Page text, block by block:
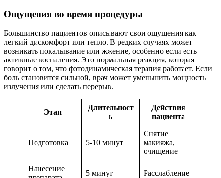
Ощущения во время процедуры
Большинство пациентов описывают свои ощущения как
легкий дискомфорт или тепло. В редких случаях может
возникать покалывание или жжение, особенно если есть
активные воспаления. Это нормальная реакция, которая
говорит о том, что фотодинамическая терапия работает. Если
боль становится сильной, врач может уменьшить мощность
излучения или сделать перерыв.
Этап
Длительност
ь
Действия
пациента
Подготовка 5-10 минут
Снятие
макияжа,
очищение
Нанесение
5 минут Расслабление